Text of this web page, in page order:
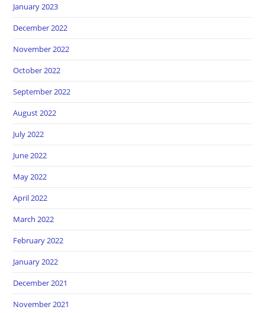
January 2023
December 2022
November 2022
October 2022
September 2022
August 2022
July 2022
June 2022
May 2022
April 2022
March 2022
February 2022
January 2022
December 2021
November 2021